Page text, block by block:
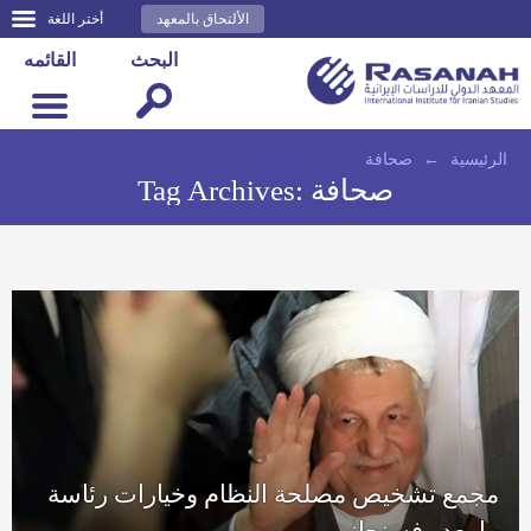
أختر اللغة الألتحاق بالمعهد
القائمه البحث
الرئيسية ← صحافة
Tag Archives: صحافة
مجمع تشخيص مصلحة النظام وخيارات رئاسة